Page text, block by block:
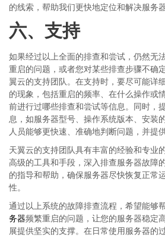
的线索，帮助我们更快地定位和解决服务
六、支持
如果经过以上全面的排查和尝试，仍然无
重启的问题，或者您对某些排查步骤不确
翼云的支持团队。在支持时，要尽可能详
的现象，包括重启的频率、在什么操作或
前进行过哪些排查和尝试等信息。同时，
息，如服务器型号、操作系统版本、安装
人员能够更快速、准确地判断问题，并提
天翼云的支持团队具有丰富的经验和专业
高级的工具和手段，深入排查服务器故障
的指导和帮助，确保服务器尽快恢复正常
性。
通过以上系统的故障排查流程，希望能够
务器频繁重启的问题，让您的服务器稳定
展提供坚实的支撑。在日常使用服务器的